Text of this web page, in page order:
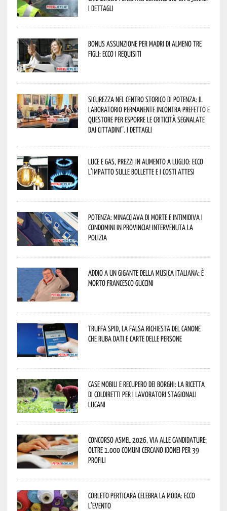
I dettagli
Bonus assunzione per madri di almeno tre
figli: ecco i requisiti
Sicurezza nel Centro Storico di Potenza: il
Laboratorio Permanente incontra Prefetto e
Questore per esporre le criticità segnalate
dai cittadini”. I dettagli
Luce e gas, prezzi in aumento a luglio: ecco
l’impatto sulle bollette e i costi attesi
Potenza: minacciava di morte e intimidiva i
condomini in provincia! Intervenuta la
Polizia
Addio a un gigante della musica italiana: è
morto Francesco Guccini
Truffa Spid, la falsa richiesta del canone
che ruba dati e carte delle persone
Case mobili e recupero dei borghi: la ricetta
di Coldiretti per i lavoratori stagionali
lucani
Concorso Asmel 2026, via alle candidature:
oltre 1.000 Comuni cercano idonei per 39
profili
Corleto Perticara celebra la moda: ecco
l’evento